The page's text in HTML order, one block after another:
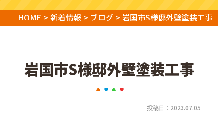
HOME > 新着情報> ブログ> 岩国市S様邸外壁塗装工事
岩国市S様邸外壁塗装工事
投稿日：2023.07.05